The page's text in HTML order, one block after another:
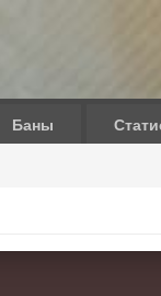
Баны